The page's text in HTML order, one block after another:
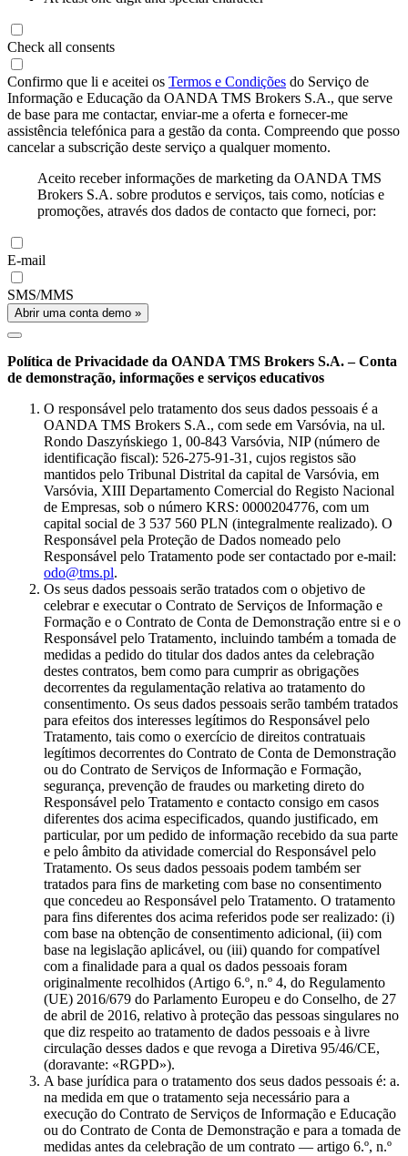
Check all consents
Confirmo que li e aceitei os Termos e Condições do Serviço de
Informação e Educação da OANDA TMS Brokers S.A., que serve
de base para me contactar, enviar-me a oferta e fornecer-me
assistência telefónica para a gestão da conta. Compreendo que posso
cancelar a subscrição deste serviço a qualquer momento.
Aceito receber informações de marketing da OANDA TMS
Brokers S.A. sobre produtos e serviços, tais como, notícias e
promoções, através dos dados de contacto que forneci, por:
E-mail
SMS/MMS
Abrir uma conta demo »
Política de Privacidade da OANDA TMS Brokers S.A. – Conta
de demonstração, informações e serviços educativos
O responsável pelo tratamento dos seus dados pessoais é a
OANDA TMS Brokers S.A., com sede em Varsóvia, na ul.
Rondo Daszyńskiego 1, 00-843 Varsóvia, NIP (número de
identificação fiscal): 526-275-91-31, cujos registos são
mantidos pelo Tribunal Distrital da capital de Varsóvia, em
Varsóvia, XIII Departamento Comercial do Registo Nacional
de Empresas, sob o número KRS: 0000204776, com um
capital social de 3 537 560 PLN (integralmente realizado). O
Responsável pela Proteção de Dados nomeado pelo
Responsável pelo Tratamento pode ser contactado por e-mail:
odo@tms.pl.
Os seus dados pessoais serão tratados com o objetivo de
celebrar e executar o Contrato de Serviços de Informação e
Formação e o Contrato de Conta de Demonstração entre si e o
Responsável pelo Tratamento, incluindo também a tomada de
medidas a pedido do titular dos dados antes da celebração
destes contratos, bem como para cumprir as obrigações
decorrentes da regulamentação relativa ao tratamento do
consentimento. Os seus dados pessoais serão também tratados
para efeitos dos interesses legítimos do Responsável pelo
Tratamento, tais como o exercício de direitos contratuais
legítimos decorrentes do Contrato de Conta de Demonstração
ou do Contrato de Serviços de Informação e Formação,
segurança, prevenção de fraudes ou marketing direto do
Responsável pelo Tratamento e contacto consigo em casos
diferentes dos acima especificados, quando justificado, em
particular, por um pedido de informação recebido da sua parte
e pelo âmbito da atividade comercial do Responsável pelo
Tratamento. Os seus dados pessoais podem também ser
tratados para fins de marketing com base no consentimento
que concedeu ao Responsável pelo Tratamento. O tratamento
para fins diferentes dos acima referidos pode ser realizado: (i)
com base na obtenção de consentimento adicional, (ii) com
base na legislação aplicável, ou (iii) quando for compatível
com a finalidade para a qual os dados pessoais foram
originalmente recolhidos (Artigo 6.º, n.º 4, do Regulamento
(UE) 2016/679 do Parlamento Europeu e do Conselho, de 27
de abril de 2016, relativo à proteção das pessoas singulares no
que diz respeito ao tratamento de dados pessoais e à livre
circulação desses dados e que revoga a Diretiva 95/46/CE,
(doravante: «RGPD»).
A base jurídica para o tratamento dos seus dados pessoais é: a.
na medida em que o tratamento seja necessário para a
execução do Contrato de Serviços de Informação e Educação
ou do Contrato de Conta de Demonstração e para a tomada de
medidas antes da celebração de um contrato — artigo 6.º, n.º